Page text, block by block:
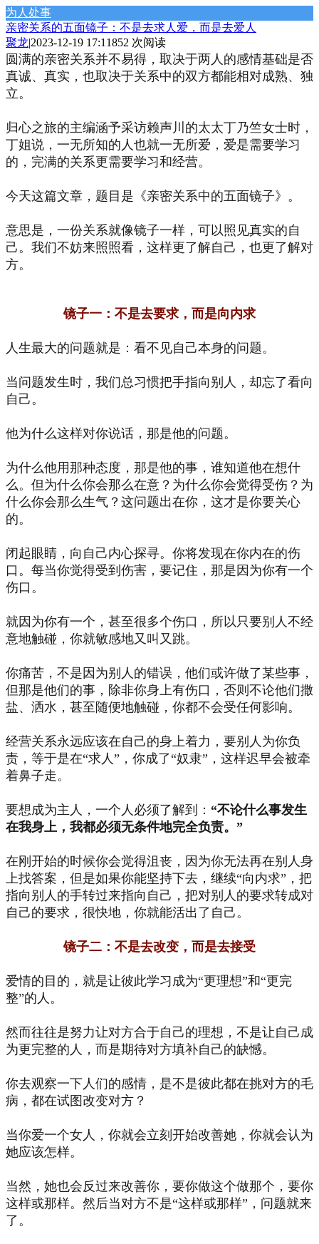
为人处事
亲密关系的五面镜子：不是去求人爱，而是去爱人
聚龙|2023-12-19 17:11852 次阅读
圆满的亲密关系并不易得，取决于两人的感情基础是否
真诚、真实，也取决于关系中的双方都能相对成熟、独
立。
归心之旅的主编涵予采访赖声川的太太丁乃竺女士时，
丁姐说，一无所知的人也就一无所爱，爱是需要学习
的，完满的关系更需要学习和经营。
今天这篇文章，题目是《亲密关系中的五面镜子》。
意思是，一份关系就像镜子一样，可以照见真实的自
己。我们不妨来照照看，这样更了解自己，也更了解对
方。
镜子一：不是去要求，而是向内求
人生最大的问题就是：看不见自己本身的问题。
当问题发生时，我们总习惯把手指向别人，却忘了看向
自己。
他为什么这样对你说话，那是他的问题。
为什么他用那种态度，那是他的事，谁知道他在想什
么。但为什么你会那么在意？为什么你会觉得受伤？为
什么你会那么生气？这问题出在你，这才是你要关心
的。
闭起眼睛，向自己内心探寻。你将发现在你内在的伤
口。每当你觉得受到伤害，要记住，那是因为你有一个
伤口。
就因为你有一个，甚至很多个伤口，所以只要别人不经
意地触碰，你就敏感地又叫又跳。
你痛苦，不是因为别人的错误，他们或许做了某些事，
但那是他们的事，除非你身上有伤口，否则不论他们撒
盐、洒水，甚至随便地触碰，你都不会受任何影响。
经营关系永远应该在自己的身上着力，要别人为你负
责，等于是在“求人”，你成了“奴隶”，这样迟早会被牵
着鼻子走。
要想成为主人，一个人必须了解到： “不论什么事发生
在我身上，我都必须无条件地完全负责。”
在刚开始的时候你会觉得沮丧，因为你无法再在别人身
上找答案，但是如果你能坚持下去，继续“向内求”，把
指向别人的手转过来指向自己，把对别人的要求转成对
自己的要求，很快地，你就能活出了自己。
镜子二：不是去改变，而是去接受
爱情的目的，就是让彼此学习成为“更理想”和“更完
整”的人。
然而往往是努力让对方合于自己的理想，不是让自己成
为更完整的人，而是期待对方填补自己的缺憾。
你去观察一下人们的感情，是不是彼此都在挑对方的毛
病，都在试图改变对方？
当你爱一个女人，你就会立刻开始改善她，你就会认为
她应该怎样。
当然，她也会反过来改善你，要你做这个做那个，要你
这样或那样。然后当对方不是“这样或那样”，问题就来
了。